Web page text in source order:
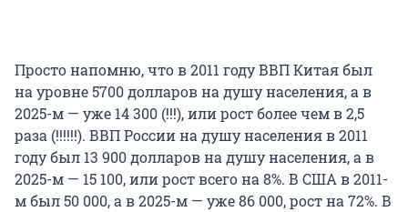
Просто напомню, что в 2011 году ВВП Китая был
на уровне 5700 долларов на душу населения, а в
2025-м — уже 14 300 (!!!), или рост более чем в 2,5
раза (!!!!!!). ВВП России на душу населения в 2011
году был 13 900 долларов на душу населения, а в
2025-м — 15 100, или рост всего на 8%. В США в 2011-
м был 50 000, а в 2025-м — уже 86 000, рост на 72%. В